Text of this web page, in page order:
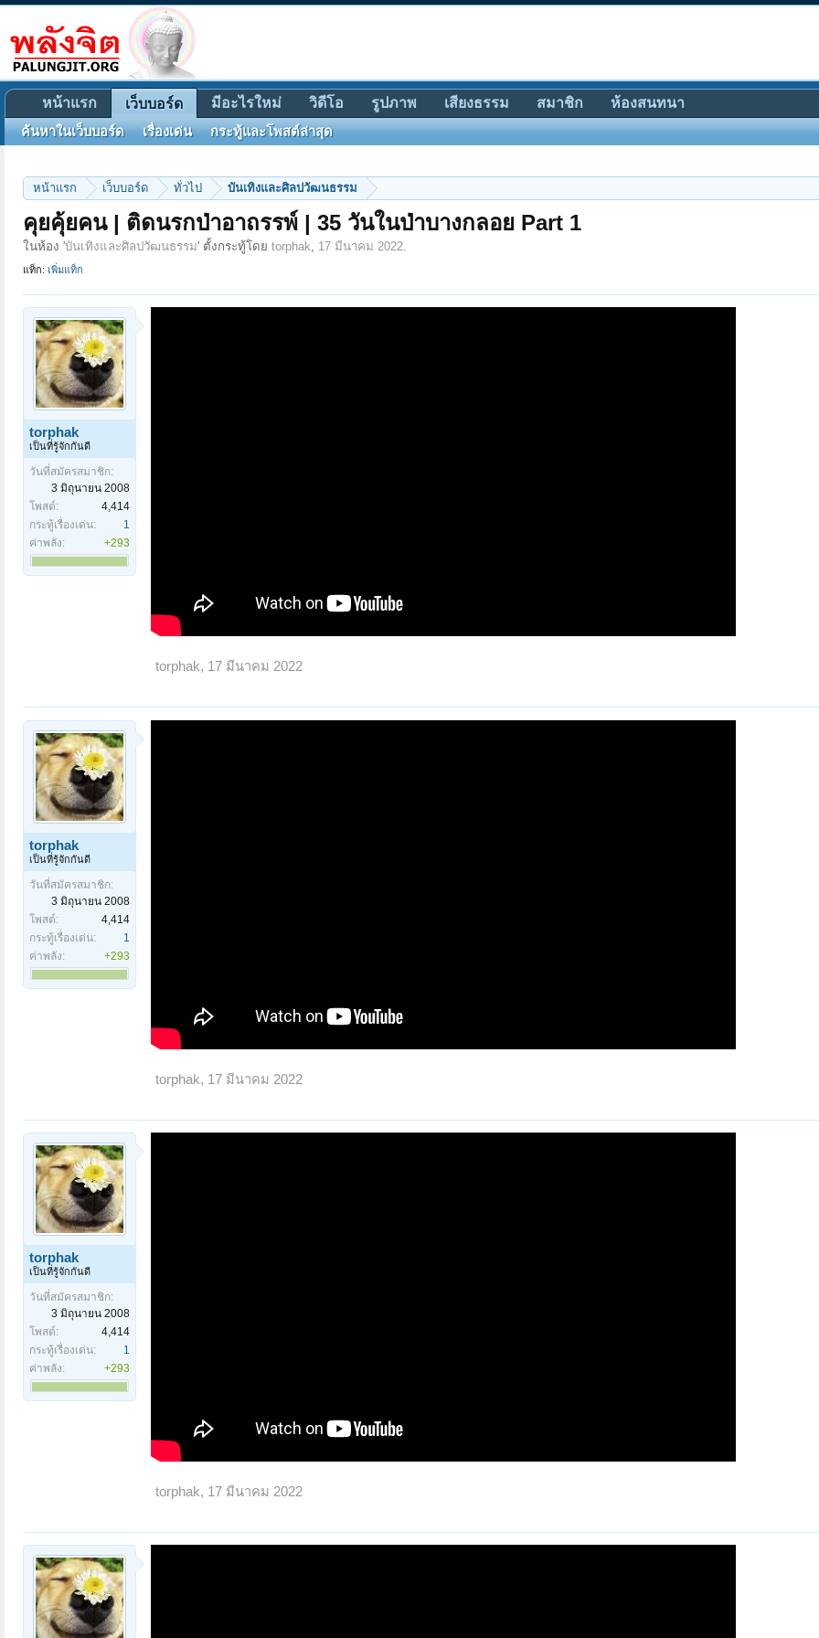
หน้าแรก เว็บบอร์ด ทั่วไป บันเทิงและศิลปวัฒนธรรม
คุยคุ้ยคน | ติดนรกป่าอาถรรพ์ | 35 วันในป่าบางกลอย Part 1
ในห้อง 'บันเทิงและศิลปวัฒนธรรม' ตั้งกระทู้โดย torphak, 17 มีนาคม 2022.
แท็ก: เพิ่มแท็ก
torphak
เป็นที่รู้จักกันดี
วันที่สมัครสมาชิก:
3 มิถุนายน 2008
โพสต์:
4,414
กระทู้เรื่องเด่น:
1
ค่าพลัง:
+293
torphak, 17 มีนาคม 2022
torphak
เป็นที่รู้จักกันดี
วันที่สมัครสมาชิก:
3 มิถุนายน 2008
โพสต์:
4,414
กระทู้เรื่องเด่น:
1
ค่าพลัง:
+293
torphak, 17 มีนาคม 2022
torphak
เป็นที่รู้จักกันดี
วันที่สมัครสมาชิก:
3 มิถุนายน 2008
โพสต์:
4,414
กระทู้เรื่องเด่น:
1
ค่าพลัง:
+293
torphak, 17 มีนาคม 2022
หน้าแรก เว็บบอร์ด
ค้นหาในเว็บบอร์ด เรื่องเด่น กระทู้และโพสต์ล่าสุด
มีอะไรใหม่ วิดีโอ รูปภาพ เสียงธรรม สมาชิก ห้องสนทนา